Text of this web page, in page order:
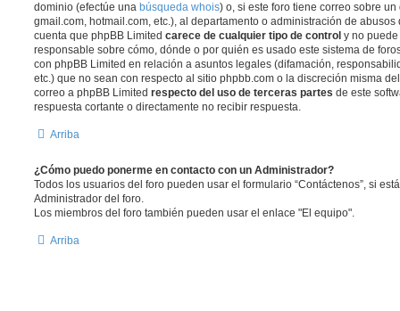
dominio (efectúe una búsqueda whois) o, si este foro tiene correo sobre
gmail.com, hotmail.com, etc.), al departamento o administración de
cuenta que phpBB Limited carece de cualquier tipo de control y no
responsable sobre cómo, dónde o por quién es usado este sistema de
con phpBB Limited en relación a asuntos legales (difamación,
etc.) que no sean con respecto al sitio phpbb.com o la discreción misma
correo a phpBB Limited respecto del uso de terceras partes de este
respuesta cortante o directamente no recibir respuesta.
Arriba
¿Cómo puedo ponerme en contacto con un Administrador?
Todos los usuarios del foro pueden usar el formulario “Contáctenos”, si
Administrador del foro.
Los miembros del foro también pueden usar el enlace "El equipo".
Arriba